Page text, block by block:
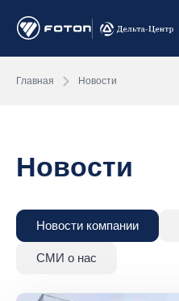
Главная Новости
Новости
Новости компании
СМИ о нас